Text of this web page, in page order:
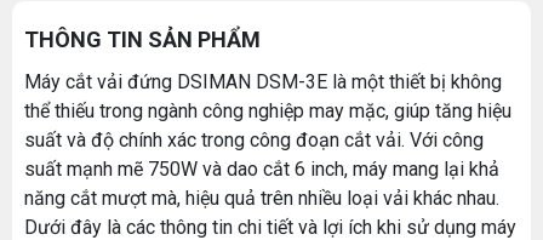
THÔNG TIN SẢN PHẨM
Máy cắt vải đứng DSIMAN DSM-3E là một thiết bị không
thể thiếu trong ngành công nghiệp may mặc, giúp tăng hiệu
suất và độ chính xác trong công đoạn cắt vải. Với công
suất mạnh mẽ 750W và dao cắt 6 inch, máy mang lại khả
năng cắt mượt mà, hiệu quả trên nhiều loại vải khác nhau.
Dưới đây là các thông tin chi tiết và lợi ích khi sử dụng máy